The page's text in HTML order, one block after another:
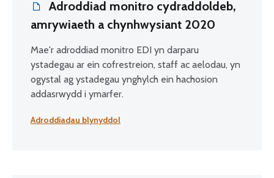
Adroddiad monitro cydraddoldeb,
amrywiaeth a chynhwysiant 2020
Mae'r adroddiad monitro EDI yn darparu
ystadegau ar ein cofrestreion, staff ac aelodau, yn
ogystal ag ystadegau ynghylch ein hachosion
addasrwydd i ymarfer.
Adroddiadau blynyddol